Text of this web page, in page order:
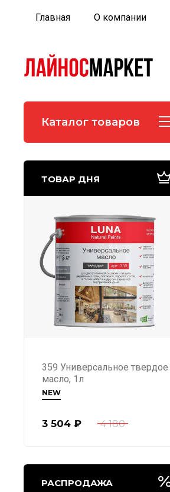
Главная О компании
Каталог товаров
ТОВАР ДНЯ
359 Универсальное твердое
масло, 1л
NEW
4 180
3 504 ₽
РАСПРОДАЖА